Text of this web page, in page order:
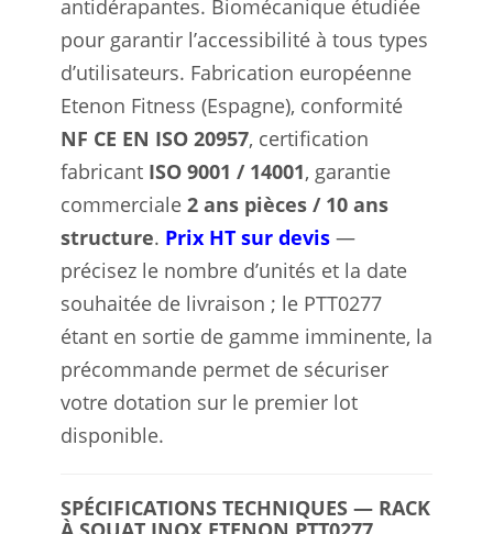
antidérapantes. Biomécanique étudiée
pour garantir l’accessibilité à tous types
d’utilisateurs. Fabrication européenne
Etenon Fitness (Espagne), conformité
NF CE EN ISO 20957, certification
fabricant ISO 9001 / 14001, garantie
commerciale 2 ans pièces / 10 ans
structure. Prix HT sur devis —
précisez le nombre d’unités et la date
souhaitée de livraison ; le PTT0277
étant en sortie de gamme imminente, la
précommande permet de sécuriser
votre dotation sur le premier lot
disponible.
SPÉCIFICATIONS TECHNIQUES — RACK